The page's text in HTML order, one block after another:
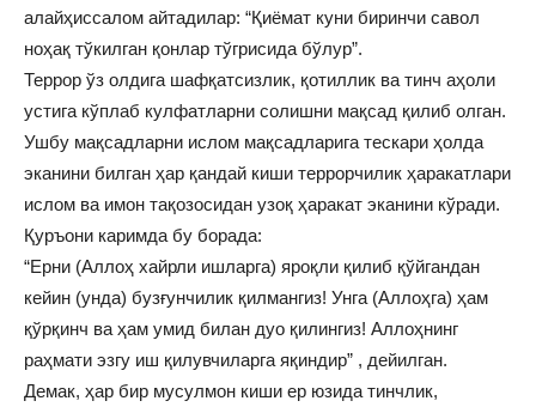
алайҳиссалом айтадилар: “Қиёмат куни биринчи савол
ноҳақ тўкилган қонлар тўгрисида бўлур”.
Террор ўз олдига шафқатсизлик, қотиллик ва тинч аҳоли
устига кўплаб кулфатларни солишни мақсад қилиб олган.
Ушбу мақсадларни ислом мақсадларига тескари ҳолда
эканини билган ҳар қандай киши террорчилик ҳаракатлари
ислом ва имон тақозосидан узоқ ҳаракат эканини кўради.
Қуръони каримда бу борада:
“Ерни (Аллоҳ хайрли ишларга) яроқли қилиб қўйгандан
кейин (унда) бузғунчилик қилмангиз! Унга (Аллоҳга) ҳам
қўрқинч ва ҳам умид билан дуо қилингиз! Аллоҳнинг
раҳмати эзгу иш қилувчиларга яқиндир” , дейилган.
Демак, ҳар бир мусулмон киши ер юзида тинчлик,